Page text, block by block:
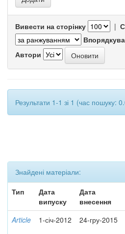
Вивести на сторінку |
Автори
Результати 1-1 зі 1 (час пошуку:
Знайдені матеріали:
Тип
Дата
випуску
Дата
внесення
Article 1-січ-2012 24-гру-2015